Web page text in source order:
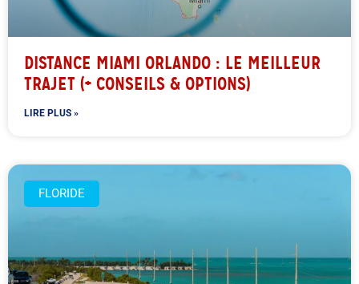
DISTANCE MIAMI ORLANDO : LE MEILLEUR
TRAJET (+ CONSEILS & OPTIONS)
LIRE PLUS »
FLORIDE